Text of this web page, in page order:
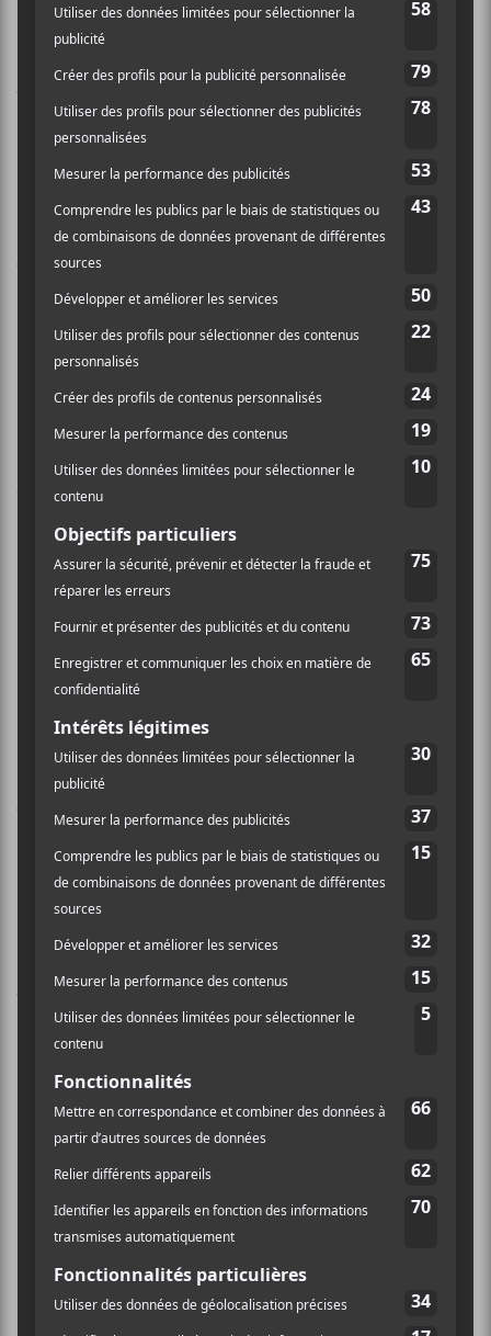
spectacles d’ici et d’ailleurs. Si l’organisation du
festival a donné
quelques artistesque les festivaliers pourront voir en
salle cet été, voici que la programmation complète est
dévoilée.
Le festival tient à souligner ledépart tragique de
Karim Ouellet en début d’année
édition, le qualifiant d’« ami des Francos dont le
souvenir indélébile sera honoré tout au long du
festival », peut-on lire dans le communiqué de presse.
Sans plus attendre, voici, jour par jour, quels artistes
seront de passage aux Francos.
Vendredi 10 juin
Les finissant.es de l’École nationale de la chanson
ouvriront les festivités le vendredi 10 juin prochain à
19h. Ils seront suivis par
de lancerPax et Bonum. Le groupezouz
assurera leur
première partie. Simultanément aura lieu le spectacle
retour deLoud Lary et Ajust
conte de fous.Mononc’ Serge
sera aussi du côté des
Foufounes Électriques à 20h, lui qui a lancé son album
L’an 8000
soirée,La Femmesera au MTelus à 21h.
Samedi 11 juin
énergie avec un programme triple : B.A.R.F.,
Fuck
Touteet Nova Spei seront en spectacle au Studio TD à
19h. SuivraFishbachavecJulia Daigleen première
partie au Club Soda. À la même heure, les intéressés
pourront assister àOù sera le monde
Marc Dupré ou encore àIncarnat & Ensemble de
cordesd’Ariane Moffatt.Étienne Coppée
première partie. Pour terminer cette soirée musicale,
Admiral T viendra séduire la foule qui se déplacera au
MTelus.
Dimanche 12 juin
C’est àDamien Robitailleque l’organisation des